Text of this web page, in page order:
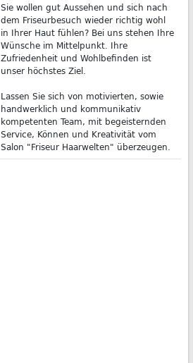
Sie wollen gut Aussehen und sich nach
dem Friseurbesuch wieder richtig wohl
in Ihrer Haut fühlen? Bei uns stehen Ihre
Wünsche im Mittelpunkt. Ihre
Zufriedenheit und Wohlbefinden ist
unser höchstes Ziel.
Lassen Sie sich von motivierten, sowie
handwerklich und kommunikativ
kompetenten Team, mit begeisternden
Service, Können und Kreativität vom
Salon "Friseur Haarwelten" überzeugen.